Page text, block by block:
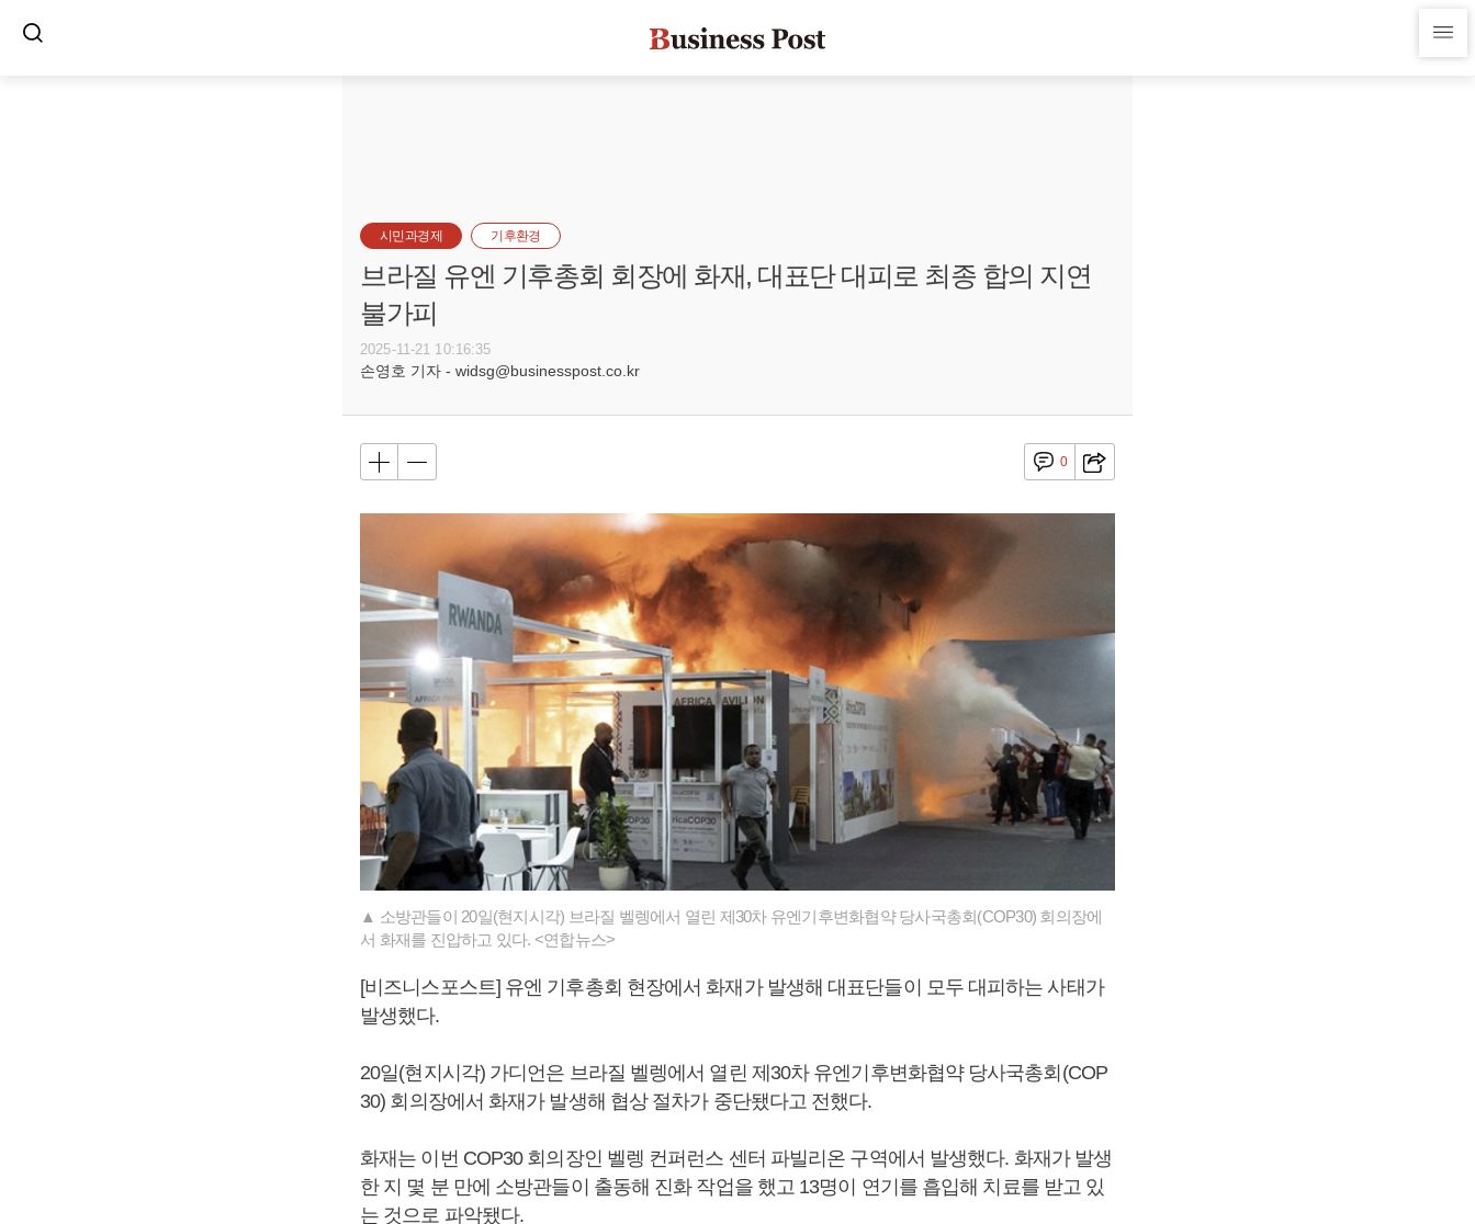
시민과경제 기후환경
브라질 유엔 기후총회 회장에 화재, 대표단 대피로 최종 합의 지연
불가피
2025-11-21 10:16:35
손영호 기자 - widsg@businesspost.co.kr
0
▲ 소방관들이 20일(현지시각) 브라질 벨렝에서 열린 제30차 유엔기후변화협약 당사국총회(COP30) 회의장에
서 화재를 진압하고 있다. <연합뉴스>
[비즈니스포스트] 유엔 기후총회 현장에서 화재가 발생해 대표단들이 모두 대피하는 사태가
발생했다.
20일(현지시각) 가디언은 브라질 벨렝에서 열린 제30차 유엔기후변화협약 당사국총회(COP
30) 회의장에서 화재가 발생해 협상 절차가 중단됐다고 전했다.
화재는 이번 COP30 회의장인 벨렝 컨퍼런스 센터 파빌리온 구역에서 발생했다. 화재가 발생
한 지 몇 분 만에 소방관들이 출동해 진화 작업을 했고 13명이 연기를 흡입해 치료를 받고 있
는 것으로 파악됐다.